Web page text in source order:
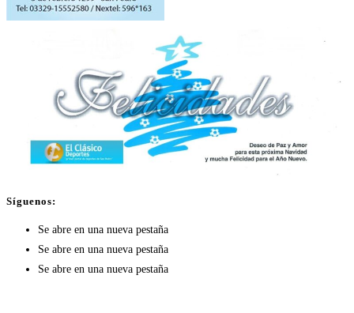
Síguenos:
Se abre en una nueva pestaña
Se abre en una nueva pestaña
Se abre en una nueva pestaña